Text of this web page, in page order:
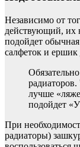
Независимо от
действующий, их
подойдет
салфеток и ершик
радиаторов.
лучше
подойдет
При
радиаторы)